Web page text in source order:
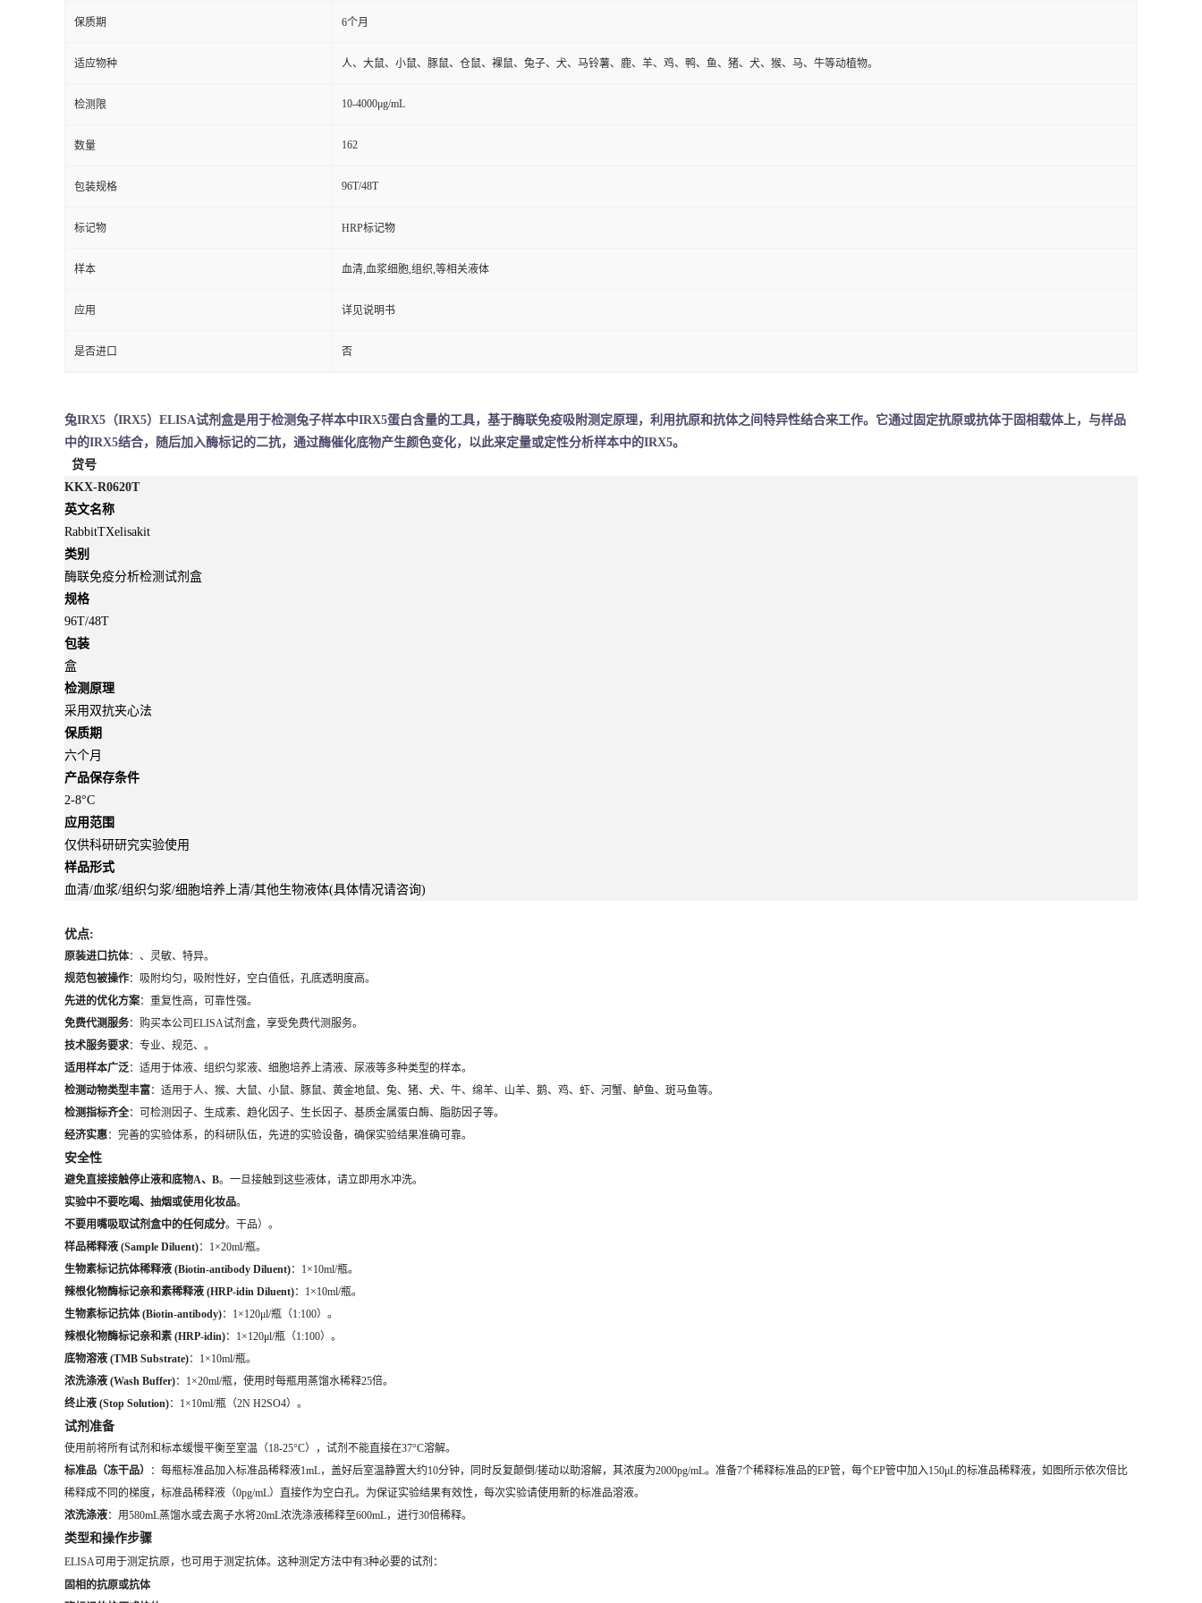
保质期 6个月
适应物种 人、大鼠、小鼠、豚鼠、仓鼠、裸鼠、兔子、犬、马铃薯、鹿、羊、鸡、鸭、鱼、猪、犬、猴、马、牛等动植物。
检测限 10-4000μg/mL
数量 162
包装规格 96T/48T
标记物 HRP标记物
样本 血清,血浆细胞,组织,等相关液体
应用 详见说明书
是否进口 否
兔IRX5（IRX5）ELISA试剂盒是用于检测兔子样本中IRX5蛋白含量的工具，基于酶联免疫吸附测定原理，利用抗原和抗体之间特异性结合来工作。它通过固定抗原或抗体于固相载体上，与样品
中的IRX5结合，随后加入酶标记的二抗，通过酶催化底物产生颜色变化，以此来定量或定性分析样本中的IRX5。
贷号
KKX-R0620T
英文名称
RabbitTXelisakit
类别
酶联免疫分析检测试剂盒
规格
96T/48T
包装
盒
检测原理
采用双抗夹心法
保质期
六个月
产品保存条件
2-8°C
应用范围
仅供科研研究实验使用
样品形式
血清/血浆/组织匀浆/细胞培养上清/其他生物液体(具体情况请咨询)
优点:
原装进口抗体：、灵敏、特异。
规范包被操作：吸附均匀，吸附性好，空白值低，孔底透明度高。
先进的优化方案：重复性高，可靠性强。
免费代测服务：购买本公司ELISA试剂盒，享受免费代测服务。
技术服务要求：专业、规范、。
适用样本广泛：适用于体液、组织匀浆液、细胞培养上清液、尿液等多种类型的样本。
检测动物类型丰富：适用于人、猴、大鼠、小鼠、豚鼠、黄金地鼠、兔、猪、犬、牛、绵羊、山羊、鹅、鸡、虾、河蟹、鲈鱼、斑马鱼等。
检测指标齐全：可检测因子、生成素、趋化因子、生长因子、基质金属蛋白酶、脂肪因子等。
经济实惠：完善的实验体系，的科研队伍，先进的实验设备，确保实验结果准确可靠。
安全性
避免直接接触停止液和底物A、B。一旦接触到这些液体，请立即用水冲洗。
实验中不要吃喝、抽烟或使用化妆品。
不要用嘴吸取试剂盒中的任何成分。干品）。
样品稀释液 (Sample Diluent)：1×20ml/瓶。
生物素标记抗体稀释液 (Biotin-antibody Diluent)：1×10ml/瓶。
辣根化物酶标记亲和素稀释液 (HRP-idin Diluent)：1×10ml/瓶。
生物素标记抗体 (Biotin-antibody)：1×120μl/瓶（1:100）。
辣根化物酶标记亲和素 (HRP-idin)：1×120μl/瓶（1:100）。
底物溶液 (TMB Substrate)：1×10ml/瓶。
浓洗涤液 (Wash Buffer)：1×20ml/瓶，使用时每瓶用蒸馏水稀释25倍。
终止液 (Stop Solution)：1×10ml/瓶（2N H2SO4）。
试剂准备
使用前将所有试剂和标本缓慢平衡至室温（18-25°C），试剂不能直接在37°C溶解。
标准品（冻干品）
：每瓶标准品加入标准品稀释液1mL，盖好后室温静置大约10分钟，同时反复颠倒/搓动以助溶解，其浓度为2000pg/mL。准备7个稀释标准品的EP管，每个EP管中加入150μL的标准品稀释液，如图所示依次倍比
稀释成不同的梯度，标准品稀释液（0pg/mL）直接作为空白孔。为保证实验结果有效性，每次实验请使用新的标准品溶液。
浓洗涤液：用580mL蒸馏水或去离子水将20mL浓洗涤液稀释至600mL，进行30倍稀释。
类型和操作步骤
ELISA可用于测定抗原，也可用于测定抗体。这种测定方法中有3种必要的试剂：
固相的抗原或抗体